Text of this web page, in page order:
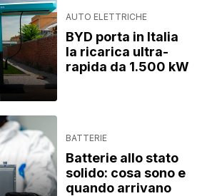
AUTO ELETTRICHE
BYD porta in Italia
la ricarica ultra-
rapida da 1.500 kW
BATTERIE
Batterie allo stato
solido: cosa sono e
quando arrivano